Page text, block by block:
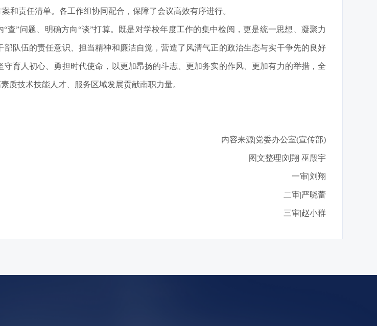
和责任清单。各工作组协同配合，保障了会议高效有序进行。
查”问题、明确方向“谈”打算。既是对学校年度工作的集中检阅，更是统一思想、凝聚力
队伍的责任意识、担当精神和廉洁自觉，营造了风清气正的政治生态与实干争先的良好
育人初心、勇担时代使命，以更加昂扬的斗志、更加务实的作风、更加有力的举措，全
质技术技能人才、服务区域发展贡献南职力量。
内容来源|党委办公室(宣传部)
图文整理|刘翔 巫殷宇
一审|刘翔
二审|严晓蕾
三审|赵小群